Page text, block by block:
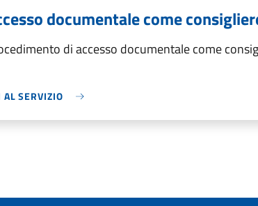
documentale come
di accesso documentale come
AL SERVIZIO